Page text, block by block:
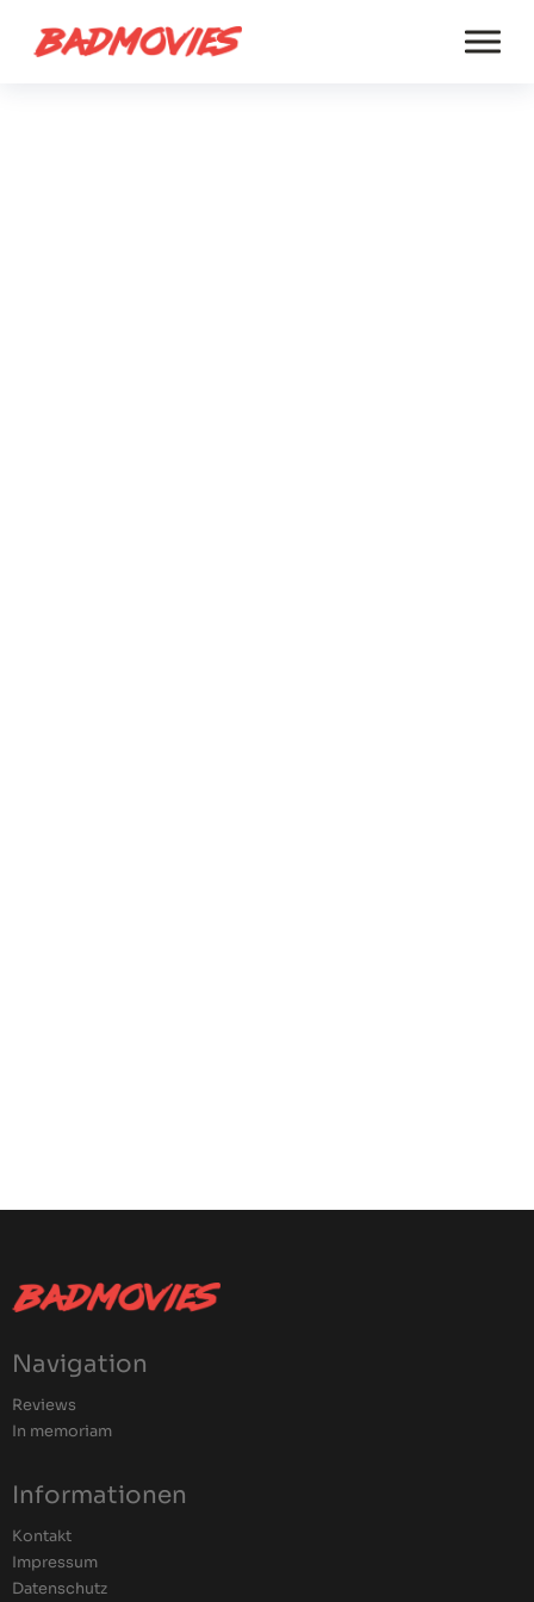
Navigation
Reviews
In memoriam
Informationen
Kontakt
Impressum
Datenschutz